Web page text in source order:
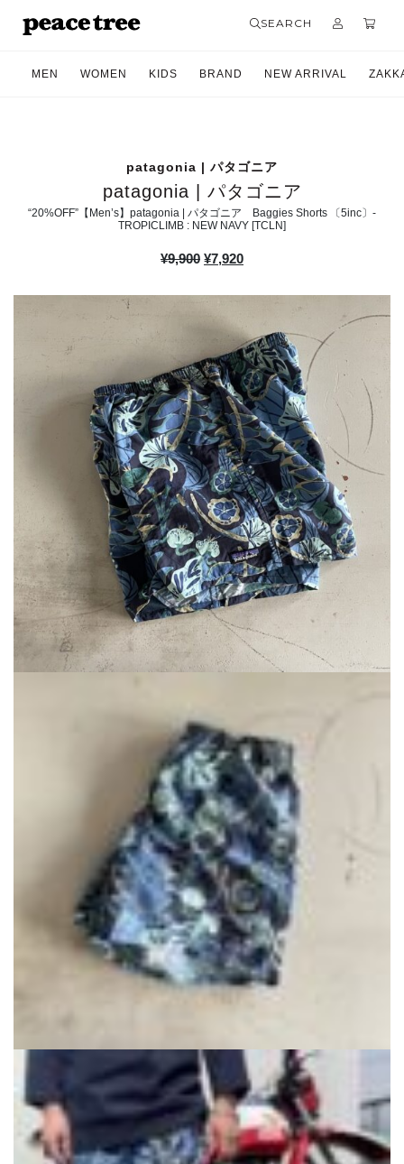
SEARCH
MEN WOMEN KIDS BRAND NEW ARRIVAL
patagonia | パタゴニア
patagonia | パタゴニア
“20%OFF”【Men’s】patagonia | パタゴニア Baggies Shorts 〔5inc〕-
TROPICLIMB : NEW NAVY [TCLN]
¥9,900 元
は
¥9,900
で
し
た。
¥7,920現
価
格
は
¥7,920
で
す。